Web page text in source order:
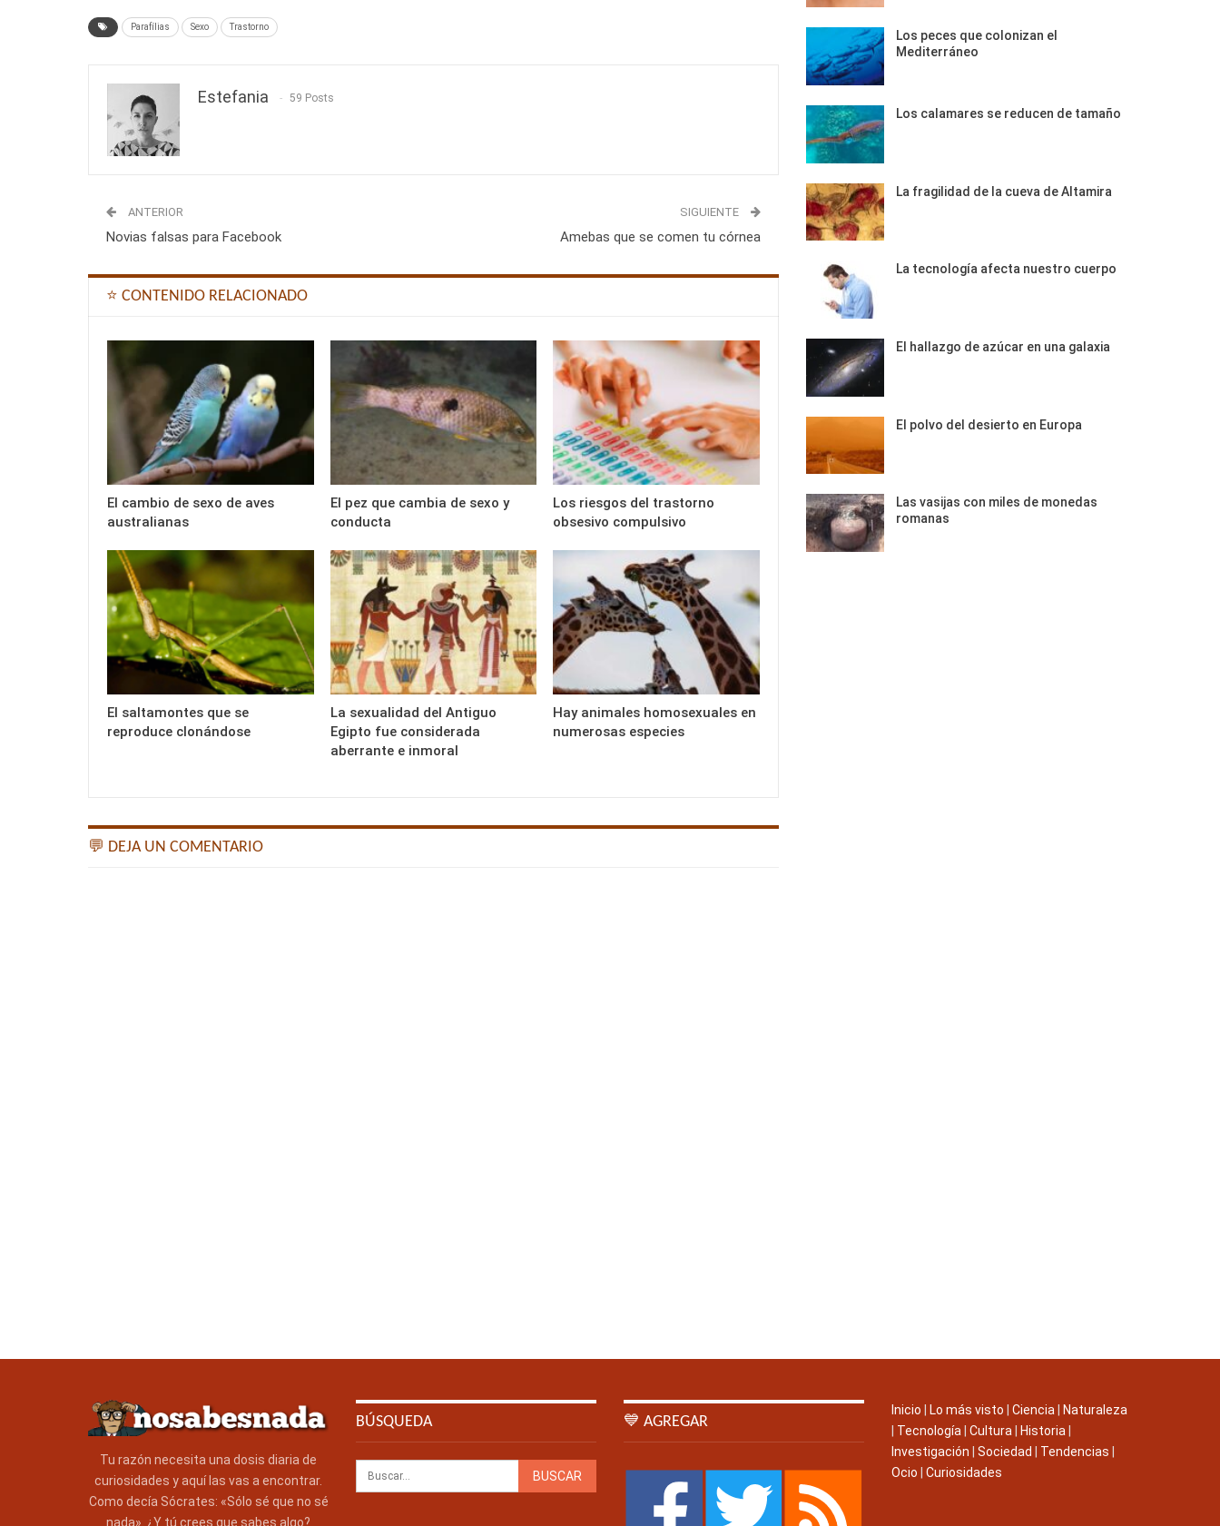
Parafílias Sexo Trastorno
Estefania 59 Posts
ANTERIOR
Novias falsas para Facebook
SIGUIENTE
Amebas que se comen tu córnea
⭐ CONTENIDO RELACIONADO
El cambio de sexo de aves
australianas
El pez que cambia de sexo y
conducta
Los riesgos del trastorno
obsesivo compulsivo
El saltamontes que se
reproduce clonándose
La sexualidad del Antiguo
Egipto fue considerada
aberrante e inmoral
Hay animales homosexuales en
numerosas especies
💬 DEJA UN COMENTARIO
Los peces que colonizan el
Mediterráneo
Los calamares se reducen de tamaño
La fragilidad de la cueva de Altamira
La tecnología afecta nuestro cuerpo
El hallazgo de azúcar en una galaxia
El polvo del desierto en Europa
Las vasijas con miles de monedas
romanas
Tu razón necesita una dosis diaria de
curiosidades y aquí las vas a encontrar.
Como decía Sócrates: «Sólo sé que no sé
nada». ¿Y tú crees que sabes algo?
BÚSQUEDA 💙 AGREGAR
Inicio Lo más visto Ciencia
Naturaleza
Tecnología Cultura Historia
Investigación
Sociedad Tendencias
Ocio
Curiosidades